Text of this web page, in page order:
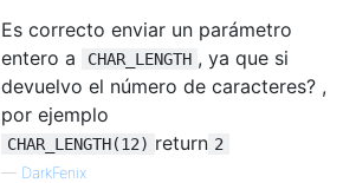
Es correcto enviar un parámetro
entero a
CHAR_LENGTH , ya que si
devuelvo el número de caracteres? ,
por ejemplo
CHAR_LENGTH(12) return 2
— DarkFenix